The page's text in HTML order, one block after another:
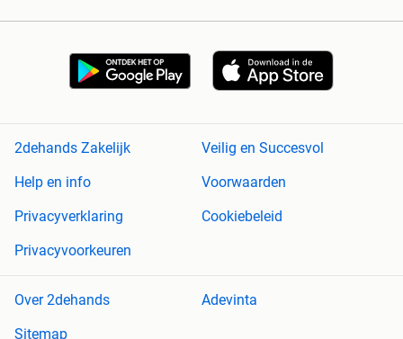
2dehands Zakelijk
Veilig en Succesvol
Help en info
Voorwaarden
Privacyverklaring
Cookiebeleid
Privacyvoorkeuren
Over 2dehands
Adevinta
Sitemap